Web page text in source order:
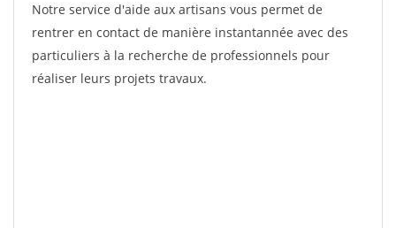
Notre service d'aide aux artisans vous permet de
rentrer en contact de manière instantannée avec des
particuliers à la recherche de professionnels pour
réaliser leurs projets travaux.